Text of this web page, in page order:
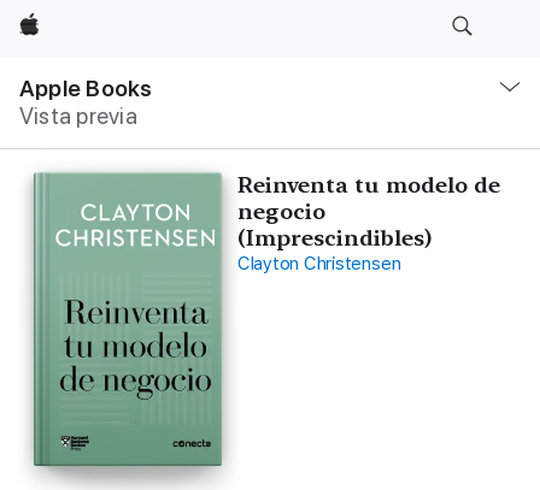
Apple
Apple Books
Vista previa
local
Abrir
Reinventa tu modelo de
negocio
(Imprescindibles)
Clayton Christensen